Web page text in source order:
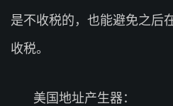
是不收税的，也能避免之后
收税。
美国地址产生器：